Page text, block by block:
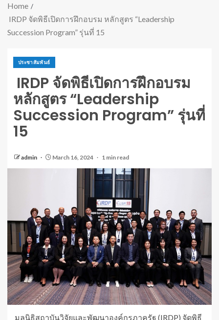
Home
IRDP จัดพิธีเปิดการฝึกอบรม หลักสูตร “Leadership
Succession Program” รุ่นที่ 15
ประชาสัมพันธ์
IRDP จัดพิธีเปิดการฝึกอบรม
หลักสูตร “Leadership
Succession Program” รุ่นที่
15
admin March 16, 2024 1 min read
มูลนิธิสถาบันวิจัยและพัฒนาองค์กรภาครัฐ (IRDP) จัดพิธี